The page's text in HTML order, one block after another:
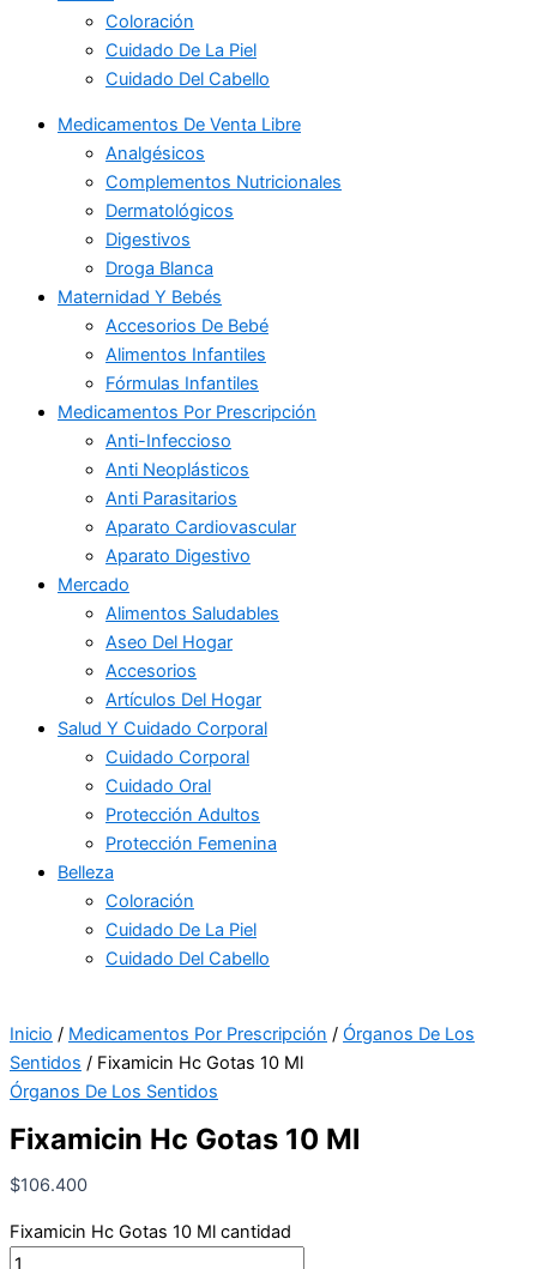
Coloración
Cuidado De La Piel
Cuidado Del Cabello
Medicamentos De Venta Libre
Analgésicos
Complementos Nutricionales
Dermatológicos
Digestivos
Droga Blanca
Maternidad Y Bebés
Accesorios De Bebé
Alimentos Infantiles
Fórmulas Infantiles
Medicamentos Por Prescripción
Anti-Infeccioso
Anti Neoplásticos
Anti Parasitarios
Aparato Cardiovascular
Aparato Digestivo
Mercado
Alimentos Saludables
Aseo Del Hogar
Accesorios
Artículos Del Hogar
Salud Y Cuidado Corporal
Cuidado Corporal
Cuidado Oral
Protección Adultos
Protección Femenina
Belleza
Coloración
Cuidado De La Piel
Cuidado Del Cabello
Inicio / Medicamentos Por Prescripción / Órganos De Los
Sentidos / Fixamicin Hc Gotas 10 Ml
Órganos De Los Sentidos
Fixamicin Hc Gotas 10 Ml
$106.400
Fixamicin Hc Gotas 10 Ml cantidad